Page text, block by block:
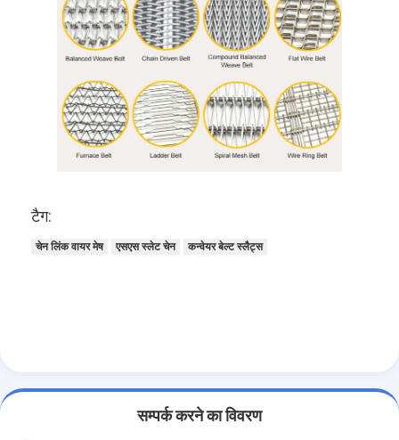
टैग:
चेन लिंक वायर मेष एसएस स्लेट चेन कन्वेयर बेल्ट स्लैट्स
सम्पर्क करने का विवरण